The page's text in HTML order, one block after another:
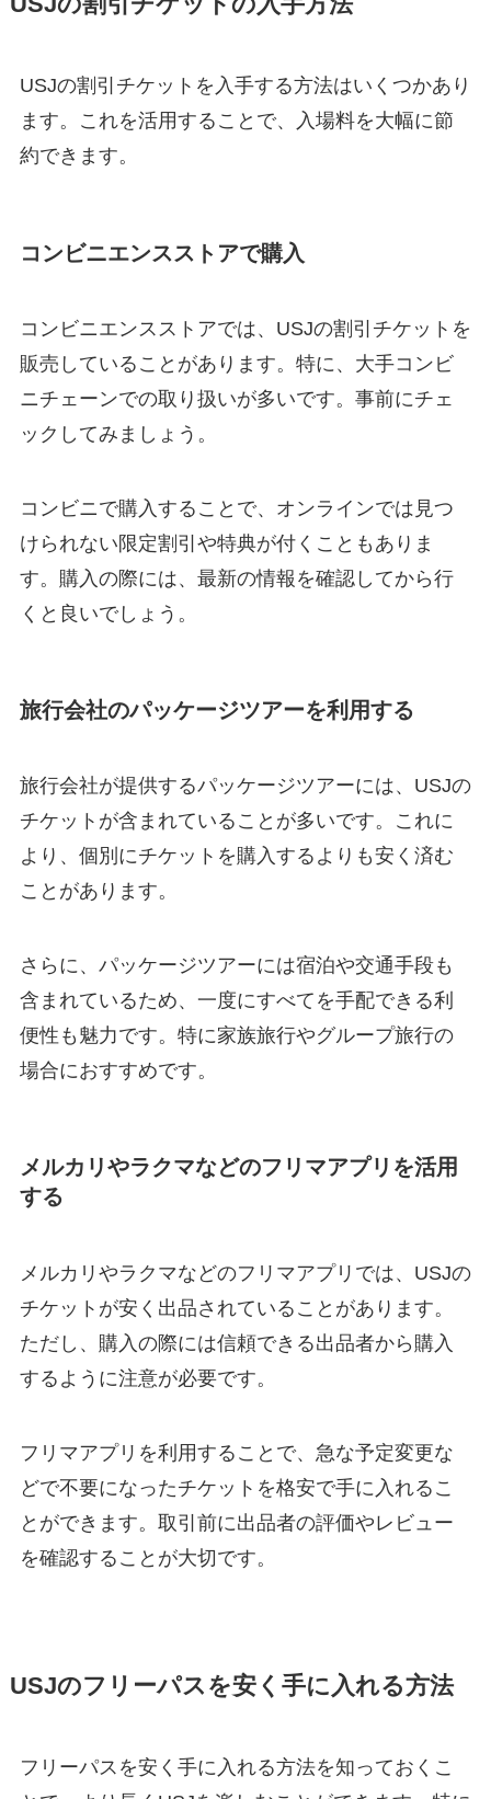
USJの割引チケットを入手する方法はいくつかあり
ます。これを活用することで、入場料を大幅に節
約できます。
コンビニエンスストアで購入
コンビニエンスストアでは、USJの割引チケットを
販売していることがあります。特に、大手コンビ
ニチェーンでの取り扱いが多いです。事前にチェ
ックしてみましょう。
コンビニで購入することで、オンラインでは見つ
けられない限定割引や特典が付くこともありま
す。購入の際には、最新の情報を確認してから行
くと良いでしょう。
旅行会社のパッケージツアーを利用する
旅行会社が提供するパッケージツアーには、USJの
チケットが含まれていることが多いです。これに
より、個別にチケットを購入するよりも安く済む
ことがあります。
さらに、パッケージツアーには宿泊や交通手段も
含まれているため、一度にすべてを手配できる利
便性も魅力です。特に家族旅行やグループ旅行の
場合におすすめです。
メルカリやラクマなどのフリマアプリを活用
する
メルカリやラクマなどのフリマアプリでは、USJの
チケットが安く出品されていることがあります。
ただし、購入の際には信頼できる出品者から購入
するように注意が必要です。
フリマアプリを利用することで、急な予定変更な
どで不要になったチケットを格安で手に入れるこ
とができます。取引前に出品者の評価やレビュー
を確認することが大切です。
USJのフリーパスを安く手に入れる方法
フリーパスを安く手に入れる方法を知っておくこ